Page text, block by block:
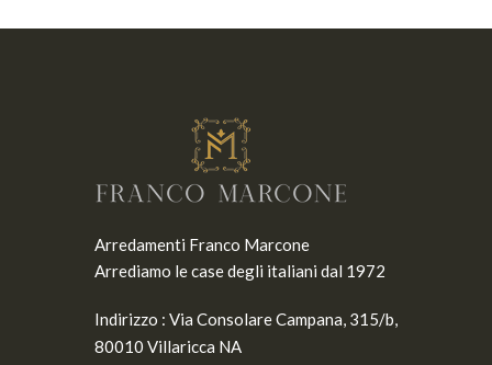
Arredamenti Franco Marcone
Arrediamo le case degli italiani dal 1972
Indirizzo : Via Consolare Campana, 315/b,
80010 Villaricca NA